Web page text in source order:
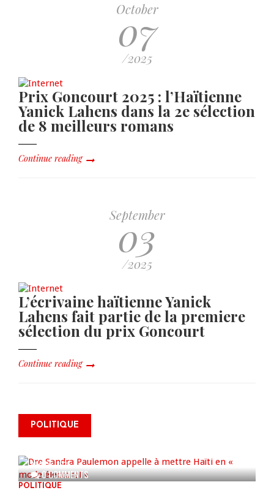
October
07
/2025
Prix Goncourt 2025 : l’Haïtienne
Yanick Lahens dans la 2e sélection
de 8 meilleurs romans
Continue reading
September
03
/2025
L’écrivaine haïtienne Yanick
Lahens fait partie de la premiere
sélection du prix Goncourt
Continue reading
POLITIQUE
0 COMMENTS
mettre Haïti en « mode électoral
» à travers une vaste campagne
AUG 06, 2026
POLITIQUE